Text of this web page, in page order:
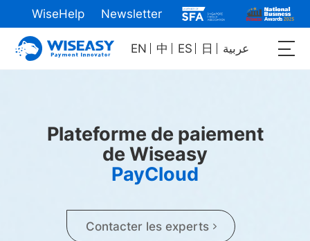
WiseHelp Newsletter
EN 中 ES 日 عربية
Plateforme de paiement
de Wiseasy
PayCloud
Contacter les experts